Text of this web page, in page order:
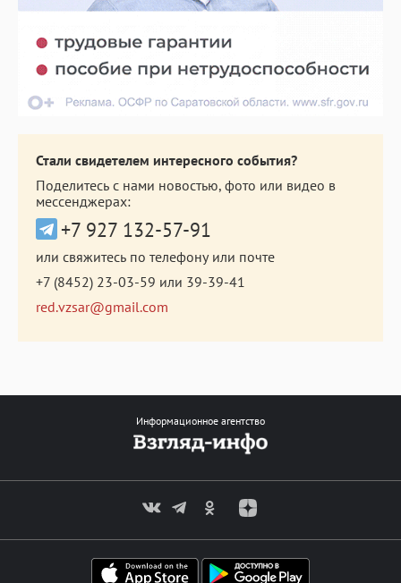
Стали свидетелем интересного события?
Поделитесь с нами новостью, фото или видео в
мессенджерах:
+7 927 132-57-91
или свяжитесь по телефону или почте
+7 (8452) 23-03-59 или 39-39-41
red.vzsar@gmail.com
Информационное агентство